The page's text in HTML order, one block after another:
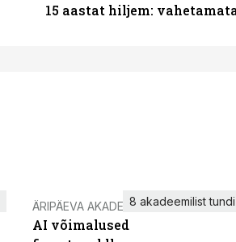
15 aastat hiljem:
ÄRIPÄEVA AKADEEMIA
AI võimalused
8 akadeemilist tundi